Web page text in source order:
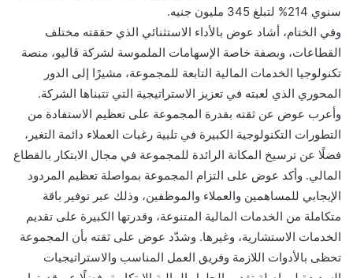
سنوي 214% لتبلغ 345 مليون جنيه.
وفي الختام، أشاد عوض بالأداء الاستثنائي الذي حققته مختلف
القطاعات، وبصفة خاصة الإسهامات الملموسة لشركة ڤاليو، منصة
تكنولوجيا الخدمات المالية التابعة للمجموعة، مشيرًا إلى الدور
المحوري الذي لعبته في تعزيز الاستراتيجية التي تتبناها الشركة.
وأعرب عوض عن ثقته بقدرة المجموعة على تعظيم الاستفادة من
التطورات التكنولوجية الكبيرة في تلبية رغبات العملاء دائمة التغير،
فضلًا عن ترسيخ المكانة الرائدة للمجموعة في مجال الابتكار بالقطاع
المالي. وأكد عوض على التزام المجموعة بمواصلة تعظيم المردود
الإيجابي للمساهمين والعملاء والموظفين، وذلك عبر توفير باقة
متكاملة من الخدمات المالية المتنوعة، وقدرتها الكبيرة على تقديم
الخدمات الاستشارية، وغيرها. وشدّد عوض على ثقته بأن المجموعة
تحظى بالأدوات اللازمة وفريق العمل المناسب والاستراتيجيات